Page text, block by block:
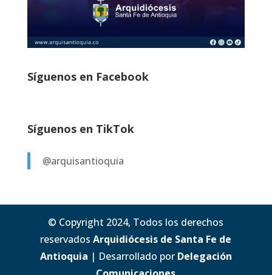
Síguenos en Facebook
Síguenos en TikTok
@arquisantioquia
© Copyright 2024, Todos los derechos
reservadosArquidiócesis de Santa Fe de
Antioquia | Desarrollado por Delegación